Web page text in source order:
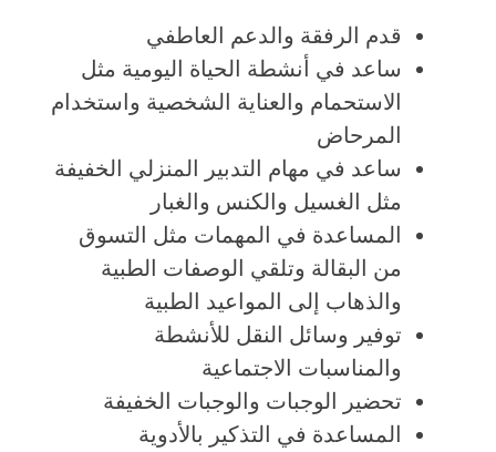
قدم الرفقة والدعم العاطفي
ساعد في أنشطة الحياة اليومية مثل
الاستحمام والعناية الشخصية واستخدام
المرحاض
ساعد في مهام التدبير المنزلي الخفيفة
مثل الغسيل والكنس والغبار
المساعدة في المهمات مثل التسوق
من البقالة وتلقي الوصفات الطبية
والذهاب إلى المواعيد الطبية
توفير وسائل النقل للأنشطة
والمناسبات الاجتماعية
تحضير الوجبات والوجبات الخفيفة
المساعدة في التذكير بالأدوية